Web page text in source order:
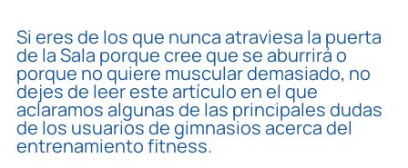
Si eres de los que nunca atraviesa la puerta
de la Sala porque cree que se aburrirá o
porque no quiere muscular demasiado, no
dejes de leer este artículo en el que
aclaramos algunas de las principales dudas
de los usuarios de gimnasios acerca del
entrenamiento fitness.